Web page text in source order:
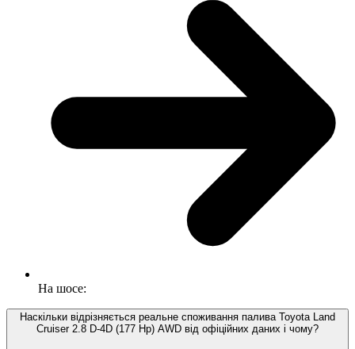
На шосе:
Наскільки відрізняється реальне споживання палива Toyota Land
Cruiser 2.8 D-4D (177 Hp) AWD від офіційних даних і чому?